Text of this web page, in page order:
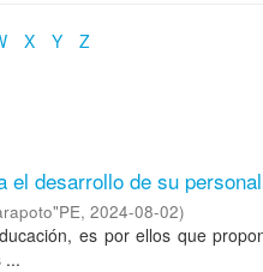
X Y
Z
el desarrollo de su
, 2024-08-02)
es por ellos que
...